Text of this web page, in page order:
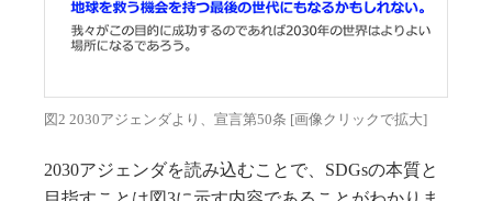
図2 2030アジェンダより、宣言第50条 [画像クリックで拡大]
2030アジェンダを読み込むことで、SDGsの本質と